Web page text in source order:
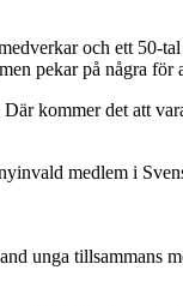
och ett 50-
pekar på några för
kommer det att
medlem i
unga